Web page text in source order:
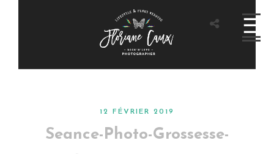
12 FÉVRIER 2019
Seance-Photo-Grossesse-